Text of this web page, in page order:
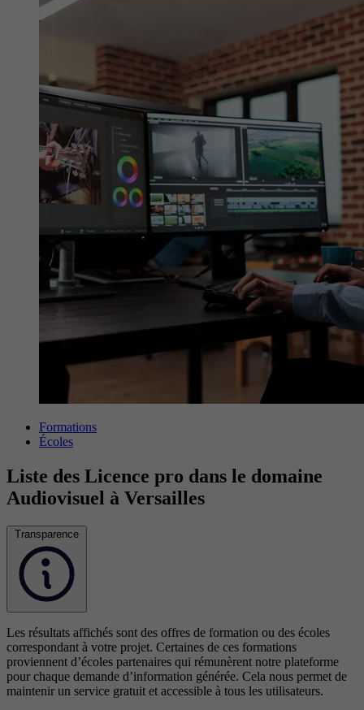
Formations
Écoles
Liste des Licence pro dans le domaine
Audiovisuel à Versailles
Transparence
Les résultats affichés sont des offres de formation ou des écoles
correspondant à votre projet. Certaines de ces formations
proviennent d’écoles partenaires qui rémunèrent notre plateforme
pour chaque demande d’information générée. Cela nous permet de
maintenir un service gratuit et accessible à tous les utilisateurs.